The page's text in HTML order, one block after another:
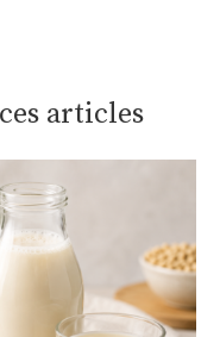
articles